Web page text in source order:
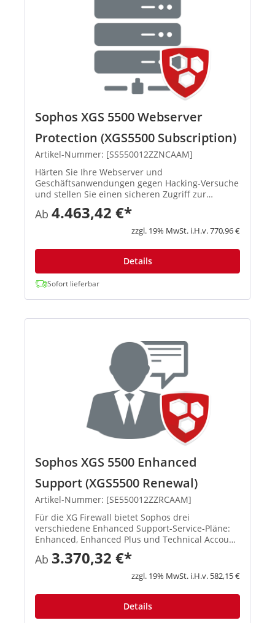
Sophos XGS 5500 Webserver
Protection (XGS5500 Subscription)
Artikel-Nummer: [SS550012ZZNCAAM]
Härten Sie Ihre Webserver und
Geschäftsanwendungen gegen Hacking-Versuche
und stellen Sie einen sicheren Zugriff zur
Verfügung. Richtlinienvorlagen für
Geschäftsanwendungen Mit vordefinierten
Richtlinienvorlagen können Sie gängige
Ab 4.463,42 €*
zzgl. 19% MwSt. i.H.v. 770,96 €
Details
Sofort lieferbar
Sophos XGS 5500 Enhanced
Support (XGS5500 Renewal)
Artikel-Nummer: [SE550012ZZRCAAM]
Für die XG Firewall bietet Sophos drei
verschiedene Enhanced Support-Service-Pläne:
Enhanced, Enhanced Plus und Technical Account
Manager. Der Support steht 52 Wochen im Jahr
an 7 Tagen die Woche rund um die Uhr zur
Verfügung, einschließlich gesetzli...
Ab 3.370,32 €*
zzgl. 19% MwSt. i.H.v. 582,15 €
Details